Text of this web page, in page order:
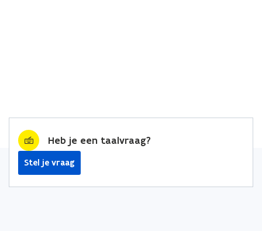
Heb je een taalvraag?
Stel je vraag